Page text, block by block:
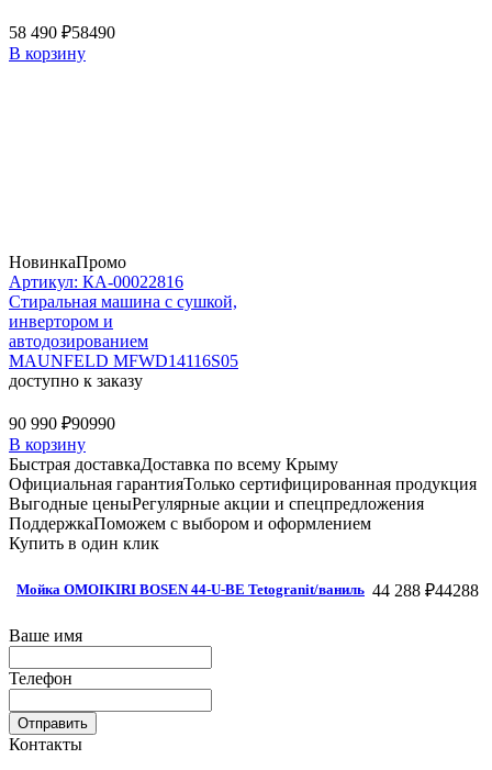
58 490 ₽58490
В корзину
НовинкаПромо
Артикул: КА-00022816
Стиральная машина c сушкой,
инвертором и
автодозированием
MAUNFELD MFWD14116S05
доступно к заказу
90 990 ₽90990
В корзину
Быстрая доставкаДоставка по всему Крыму
Официальная гарантияТолько сертифицированная продукция
Выгодные ценыРегулярные акции и спецпредложения
ПоддержкаПоможем с выбором и оформлением
Купить в один клик
Мойка OMOIKIRI BOSEN 44-U-BE Tetogranit/ваниль 44 288 ₽44288
Ваше имя
Телефон
Отправить
Контакты